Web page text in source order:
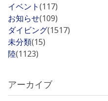
イベント(117)
お知らせ(109)
ダイビング(1517)
未分類(15)
陸(1123)
アーカイブ